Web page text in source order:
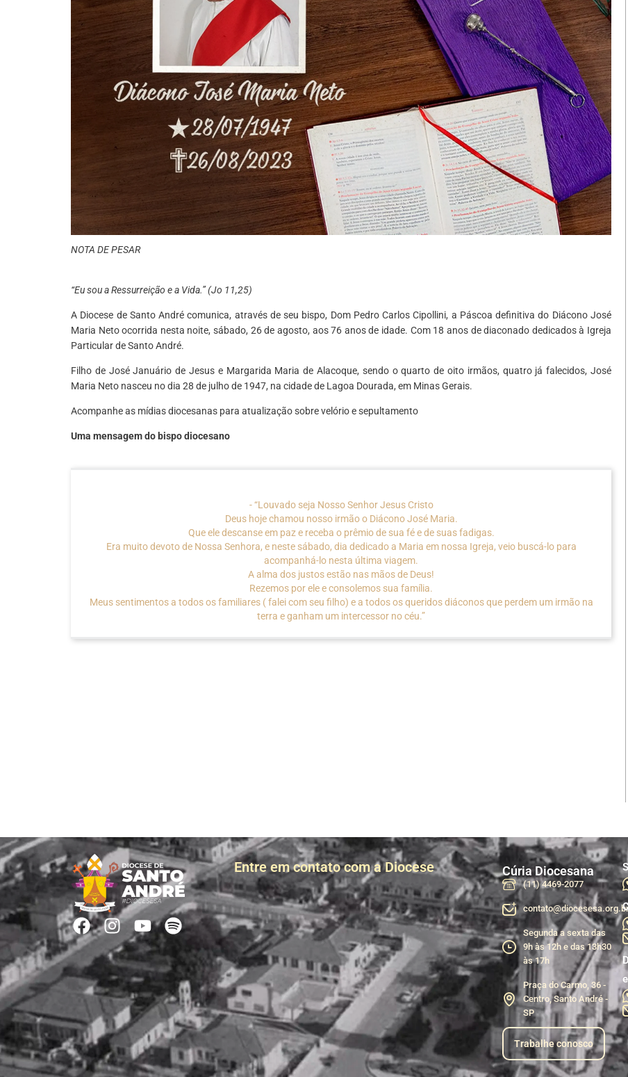
NOTA DE PESAR
“Eu sou a Ressurreição e a Vida.” (Jo 11,25)
A Diocese de Santo André comunica, através de seu bispo, Dom Pedro Carlos Cipollini, a Páscoa definitiva do Diácono José
Maria Neto ocorrida nesta noite, sábado, 26 de agosto, aos 76 anos de idade. Com 18 anos de diaconado dedicados à Igreja
Particular de Santo André.
Filho de José Januário de Jesus e Margarida Maria de Alacoque, sendo o quarto de oito irmãos, quatro já falecidos, José
Maria Neto nasceu no dia 28 de julho de 1947, na cidade de Lagoa Dourada, em Minas Gerais.
Acompanhe as mídias diocesanas para atualização sobre velório e sepultamento
Uma mensagem do bispo diocesano
“Louvado seja Nosso Senhor Jesus Cristo
Deus hoje chamou nosso irmão o Diácono José Maria.
Que ele descanse em paz e receba o prêmio de sua fé e de suas fadigas.
Era muito devoto de Nossa Senhora, e neste sábado, dia dedicado a Maria em nossa Igreja, veio buscá-lo para
acompanhá-lo nesta última viagem.
A alma dos justos estão nas mãos de Deus!
Rezemos por ele e consolemos sua família.
Meus sentimentos a todos os familiares ( falei com seu filho) e a todos os queridos diáconos que perdem um irmão na
terra e ganham um intercessor no céu.”
Entre em contato com a Diocese Cúria Diocesana
(11) 4469-2077
Segunda a sexta das
9h às 12h e das 13h30
às 17h
Praça do Carmo, 36 -
Centro, Santo André -
SP
Trabalhe conosco